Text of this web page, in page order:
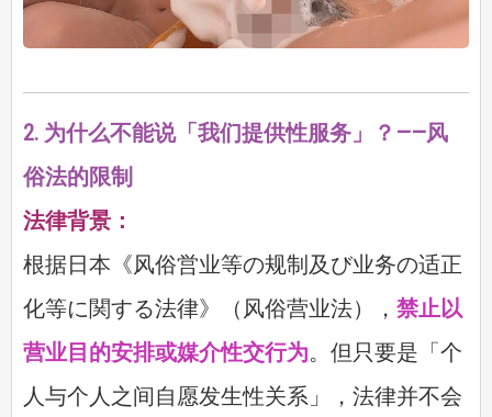
2. 为什么不能说「我们提供性服务」？——风
俗法的限制
法律背景：
根据日本《风俗営业等の规制及び业务の适正
化等に関する法律》（风俗营业法）， 禁止以
营业目的安排或媒介性交行为。但只要是「个
人与个人之间自愿发生性关系」，法律并不会